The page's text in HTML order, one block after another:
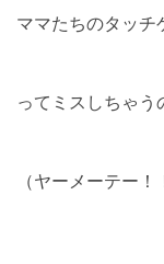
ママたちのタッチ
ってミスしちゃう
（ヤーメーテー！